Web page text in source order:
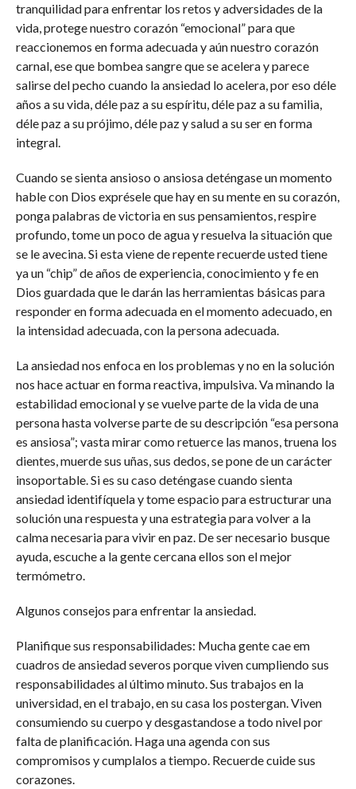
tranquilidad para enfrentar los retos y adversidades de la
vida, protege nuestro corazón “emocional” para que
reaccionemos en forma adecuada y aún nuestro corazón
carnal, ese que bombea sangre que se acelera y parece
salirse del pecho cuando la ansiedad lo acelera, por eso déle
años a su vida, déle paz a su espíritu, déle paz a su familia,
déle paz a su prójimo, déle paz y salud a su ser en forma
integral.
Cuando se sienta ansioso o ansiosa deténgase un momento
hable con Dios exprésele que hay en su mente en su corazón,
ponga palabras de victoria en sus pensamientos, respire
profundo, tome un poco de agua y resuelva la situación que
se le avecina. Si esta viene de repente recuerde usted tiene
ya un “chip” de años de experiencia, conocimiento y fe en
Dios guardada que le darán las herramientas básicas para
responder en forma adecuada en el momento adecuado, en
la intensidad adecuada, con la persona adecuada.
La ansiedad nos enfoca en los problemas y no en la solución
nos hace actuar en forma reactiva, impulsiva. Va minando la
estabilidad emocional y se vuelve parte de la vida de una
persona hasta volverse parte de su descripción “esa persona
es ansiosa”; vasta mirar como retuerce las manos, truena los
dientes, muerde sus uñas, sus dedos, se pone de un carácter
insoportable. Si es su caso deténgase cuando sienta
ansiedad identifíquela y tome espacio para estructurar una
solución una respuesta y una estrategia para volver a la
calma necesaria para vivir en paz. De ser necesario busque
ayuda, escuche a la gente cercana ellos son el mejor
termómetro.
Algunos consejos para enfrentar la ansiedad.
Planifique sus responsabilidades: Mucha gente cae em
cuadros de ansiedad severos porque viven cumpliendo sus
responsabilidades al último minuto. Sus trabajos en la
universidad, en el trabajo, en su casa los postergan. Viven
consumiendo su cuerpo y desgastandose a todo nivel por
falta de planificación. Haga una agenda con sus
compromisos y cumplalos a tiempo. Recuerde cuide sus
corazones.